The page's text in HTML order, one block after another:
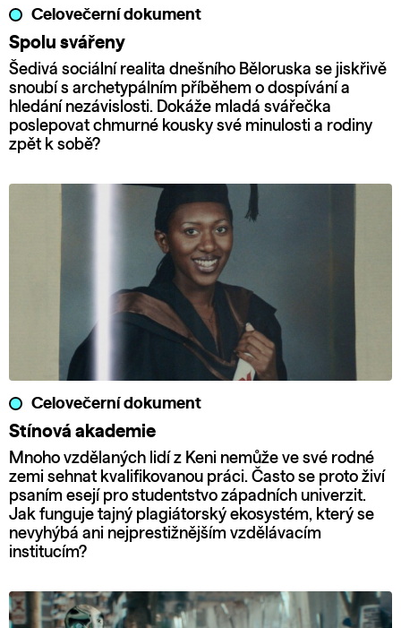
Celovečerní dokument
Spolu svářeny
Šedivá sociální realita dnešního Běloruska se jiskřivě
snoubí s archetypálním příběhem o dospívání a
hledání nezávislosti. Dokáže mladá svářečka
poslepovat chmurné kousky své minulosti a rodiny
zpět k sobě?
Celovečerní dokument
Stínová akademie
Mnoho vzdělaných lidí z Keni nemůže ve své rodné
zemi sehnat kvalifikovanou práci. Často se proto živí
psaním esejí pro studentstvo západních univerzit.
Jak funguje tajný plagiátorský ekosystém, který se
nevyhýbá ani nejprestižnějším vzdělávacím
institucím?